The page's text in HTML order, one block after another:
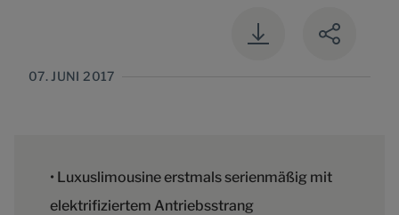
07. JUNI 2017
• Luxuslimousine erstmals serienmäßig mit
elektrifiziertem Antriebsstrang